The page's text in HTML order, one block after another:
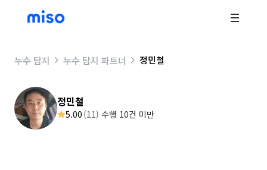
누수 탐지 누수 탐지 파트너 정민철
정민철
5.00 (11) 수행 10건 미만